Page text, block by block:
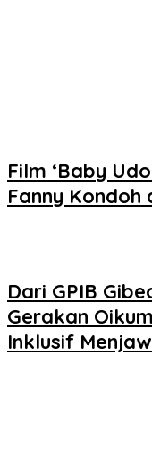
Film ‘Baby
Fanny Kondoh
Dari GPIB
Gerakan
Inklusif